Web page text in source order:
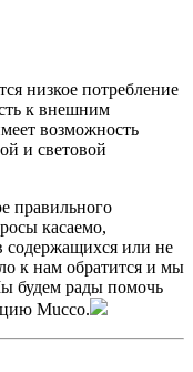
низкое потребление
к внешним
возможность
и световой
правильного
касаемо,
содержащихся или не
к нам обратится и мы
будем рады помочь
Mucco.